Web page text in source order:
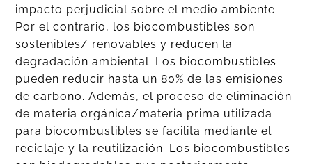
impacto perjudicial sobre el medio ambiente.
Por el contrario, los biocombustibles son
sostenibles/ renovables y reducen la
degradación ambiental. Los biocombustibles
pueden reducir hasta un 80% de las emisiones
de carbono. Además, el proceso de eliminación
de materia orgánica/materia prima utilizada
para biocombustibles se facilita mediante el
reciclaje y la reutilización. Los biocombustibles